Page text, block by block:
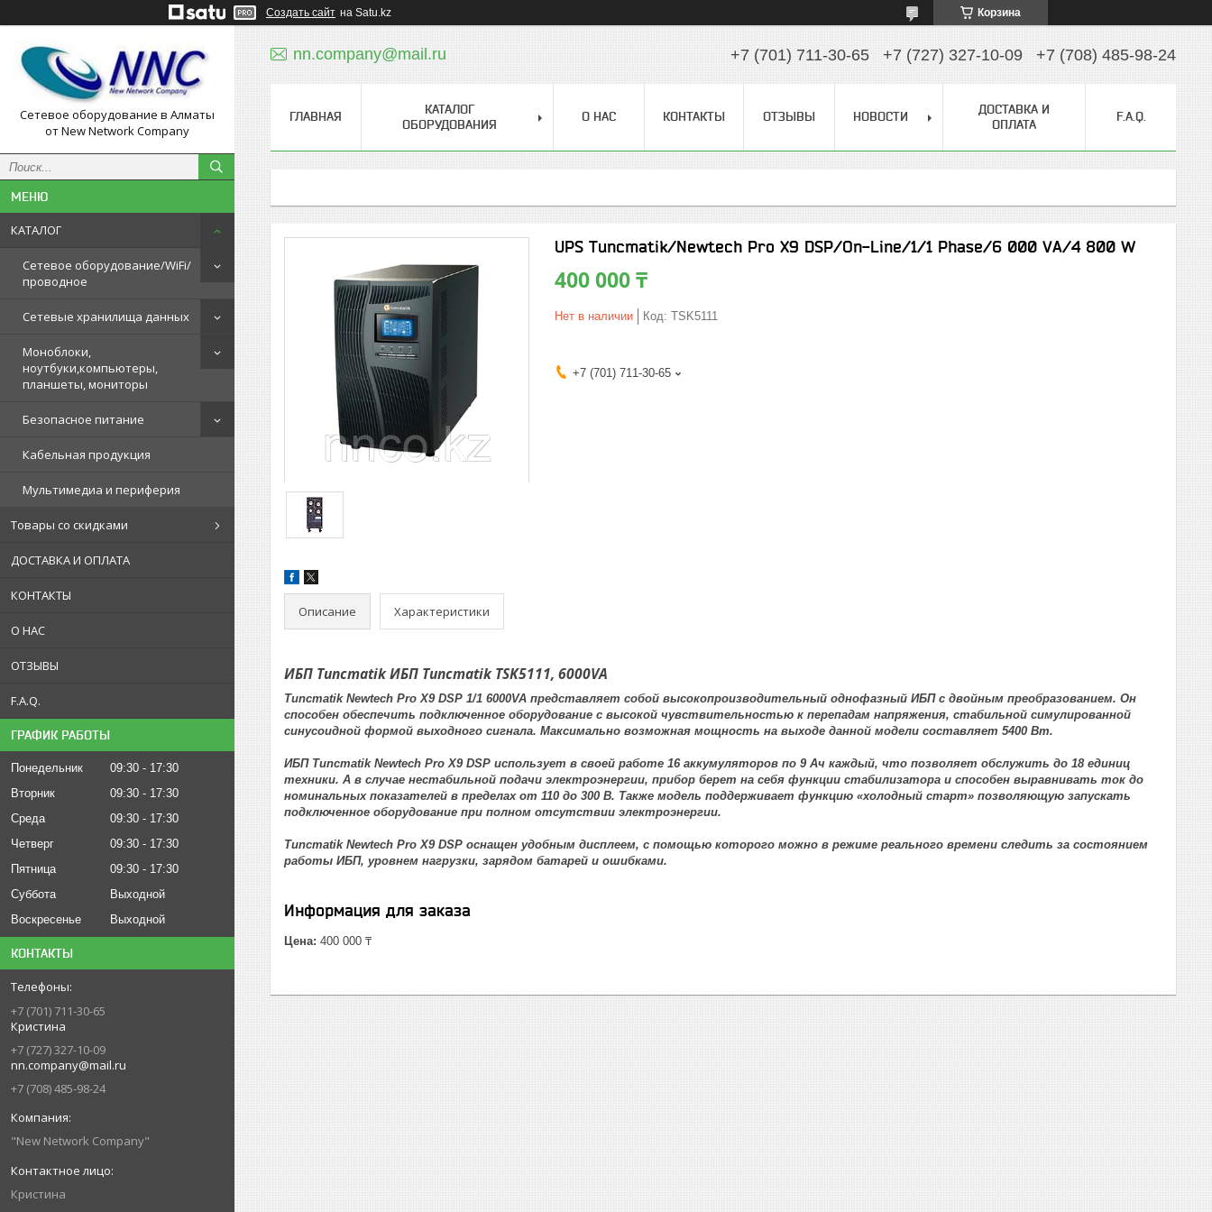
Создать сайт на Satu.kz Корзина
Сетевое оборудование в Алматы
от New Network Company
КАТАЛОГ
Сетевое оборудование/WiFi/
проводное
Сетевые хранилища данных
Моноблоки,
ноутбуки,компьютеры,
планшеты, мониторы
Безопасное питание
Кабельная продукция
Мультимедиа и периферия
Товары со скидками
ДОСТАВКА И ОПЛАТА
КОНТАКТЫ
О НАС
ОТЗЫВЫ
F.A.Q.
ГРАФИК РАБОТЫ
Понедельник 09:30
17:30
Вторник
09:30
17:30
Среда
09:30
17:30
Четверг
09:30
17:30
Пятница
09:30
17:30
Суббота
Выходной
Воскресенье
Выходной
КОНТАКТЫ
+7 (701) 711-30-65
Кристина
+7 (727) 327-10-09
nn.company@mail.ru
+7 (708) 485-98-24
"New Network Company"
Кристина
nn.company@mail.ru +7 (701) 711-30-65 +7 (727) 327-10-09 +7 (708) 485-98-24
ГЛАВНАЯ
КАТАЛОГ
ОБОРУДОВАНИЯ
О НАС КОНТАКТЫ ОТЗЫВЫ НОВОСТИ
ДОСТАВКА И
ОПЛАТА
F.A.Q.
UPS Tuncmatik/Newtech Pro X9 DSP/On-Line/1/1 Phase/6 000 VА/4 800 W
400 000 ₸
Нет в наличии Код: TSK5111
+7 (701) 711-30-65
Описание Характеристики
ИБП Tuncmatik ИБП Tuncmatik TSK5111, 6000VA
Tuncmatik Newtech Pro X9 DSP 1/1 6000VA представляет собой высокопроизводительный однофазный ИБП с двойным преобразованием. Он
способен обеспечить подключенное оборудование с высокой чувствительностью к перепадам напряжения, стабильной симулированной
синусоидной формой выходного сигнала. Максимально возможная мощность на выходе данной модели составляет 5400 Вт.
ИБП Tuncmatik Newtech Pro X9 DSP использует в своей работе 16 аккумуляторов по 9 Ач каждый, что позволяет обслужить до 18 единиц
техники. А в случае нестабильной подачи электроэнергии, прибор берет на себя функции стабилизатора и способен выравнивать ток до
номинальных показателей в пределах от 110 до 300 В. Также модель поддерживает функцию «холодный старт» позволяющую запускать
подключенное оборудование при полном отсутствии электроэнергии.
Tuncmatik Newtech Pro X9 DSP оснащен удобным дисплеем, с помощью которого можно в режиме реального времени следить за состоянием
работы ИБП, уровнем нагрузки, зарядом батарей и ошибками.
Информация для заказа
Цена: 400 000 ₸